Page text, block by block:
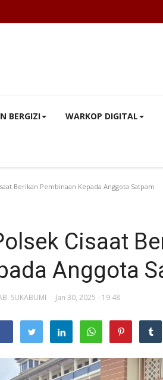
BERGIZI WARKOP DIGITAL
Berikan Pembinaan Kepada Anggota Satpam
Cisaat
Anggota
SUKABUMI Jan 30, 2025 - 19:48